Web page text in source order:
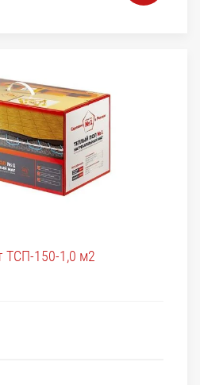
ТСП-150-1,0 м2